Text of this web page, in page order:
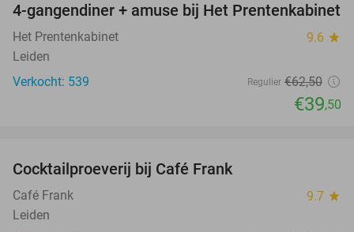
37%
4-gangendiner + amuse bij Het Prentenkabinet
Het Prentenkabinet 9.6 star
Leiden
Verkocht: 539
Regulier €62,50
€39,50
Cocktailproeverij bij Café Frank
Café Frank 9.7 star
Leiden